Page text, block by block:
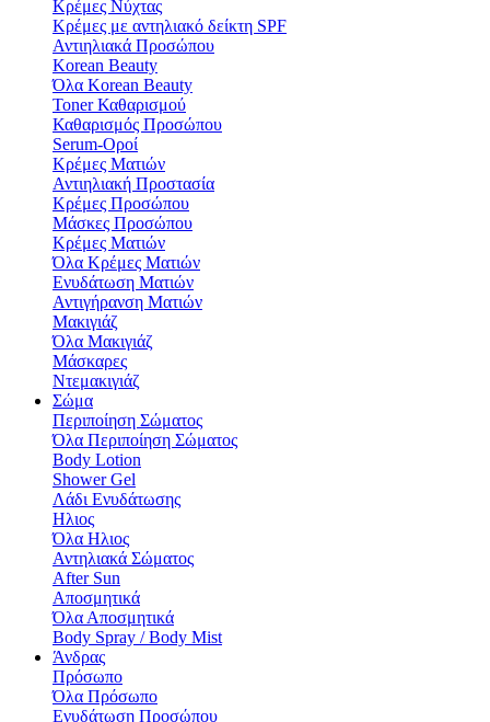
Κρέμες Νύχτας
Κρέμες με αντηλιακό δείκτη SPF
Αντιηλιακά Προσώπου
Korean Beauty
Όλα Korean Beauty
Toner Καθαρισμού
Καθαρισμός Προσώπου
Serum-Οροί
Κρέμες Ματιών
Αντιηλιακή Προστασία
Κρέμες Προσώπου
Μάσκες Προσώπου
Κρέμες Ματιών
Όλα Κρέμες Ματιών
Ενυδάτωση Mατιών
Αντιγήρανση Ματιών
Μακιγιάζ
Όλα Μακιγιάζ
Μάσκαρες
Ντεμακιγιάζ
Σώμα
Περιποίηση Σώματος
Όλα Περιποίηση Σώματος
Body Lotion
Shower Gel
Λάδι Ενυδάτωσης
Hλιος
Όλα Hλιος
Αντηλιακά Σώματος
After Sun
Αποσμητικά
Όλα Αποσμητικά
Body Spray / Body Mist
Άνδρας
Πρόσωπο
Όλα Πρόσωπο
Ενυδάτωση Προσώπου